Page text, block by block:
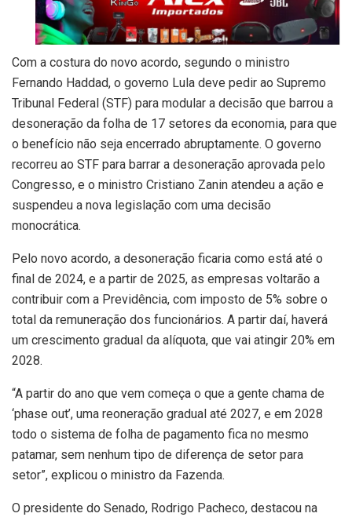
Com a costura do novo acordo, segundo o ministro
Fernando Haddad, o governo Lula deve pedir ao Supremo
Tribunal Federal (STF) para modular a decisão que barrou a
desoneração da folha de 17 setores da economia, para que
o benefício não seja encerrado abruptamente. O governo
recorreu ao STF para barrar a desoneração aprovada pelo
Congresso, e o ministro Cristiano Zanin atendeu a ação e
suspendeu a nova legislação com uma decisão
monocrática.
Pelo novo acordo, a desoneração ficaria como está até o
final de 2024, e a partir de 2025, as empresas voltarão a
contribuir com a Previdência, com imposto de 5% sobre o
total da remuneração dos funcionários. A partir daí, haverá
um crescimento gradual da alíquota, que vai atingir 20% em
2028.
“A partir do ano que vem começa o que a gente chama de
‘phase out’, uma reoneração gradual até 2027, e em 2028
todo o sistema de folha de pagamento fica no mesmo
patamar, sem nenhum tipo de diferença de setor para
setor”, explicou o ministro da Fazenda.
O presidente do Senado, Rodrigo Pacheco, destacou na